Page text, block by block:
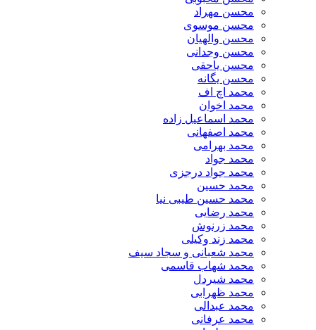
محسن مهراد
محسن موسوی
محسن والهیان
محسن وجدانی
محسن یاحقی
محسن یگانه
محمد اچ اف
محمد اخوان
محمد اسماعیل زاده
محمد اصفهانی
محمد بهرامی
محمد جواد
محمد جواد درجزی
محمد حسین
محمد حسین طیبی نیا
محمد رضایی
محمد زرنوش
محمد زند وکیلی
محمد شعبانی و سجاد سیف
محمد شهاب قاسمی
​محمد شیردل
محمد ظهرابی
محمد عبدالی
محمد عرفانی